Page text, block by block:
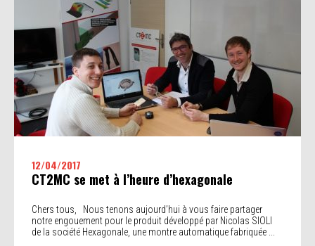
12/04/2017
CT2MC se met à l’heure d’hexagonale
Chers tous, Nous tenons aujourd’hui à vous faire partager
notre engouement pour le produit développé par Nicolas SIOLI
de la société Hexagonale, une montre automatique fabriquée ...